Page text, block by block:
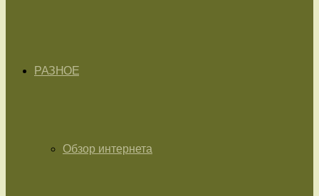
РАЗНОЕ
Обзор интернета